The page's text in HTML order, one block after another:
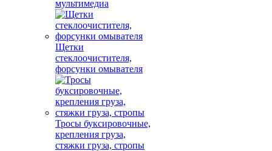
мультимедиа
Щетки
стеклоочистителя,
форсунки омывателя
Тросы буксировочные,
крепления груза,
стяжки груза, стропы